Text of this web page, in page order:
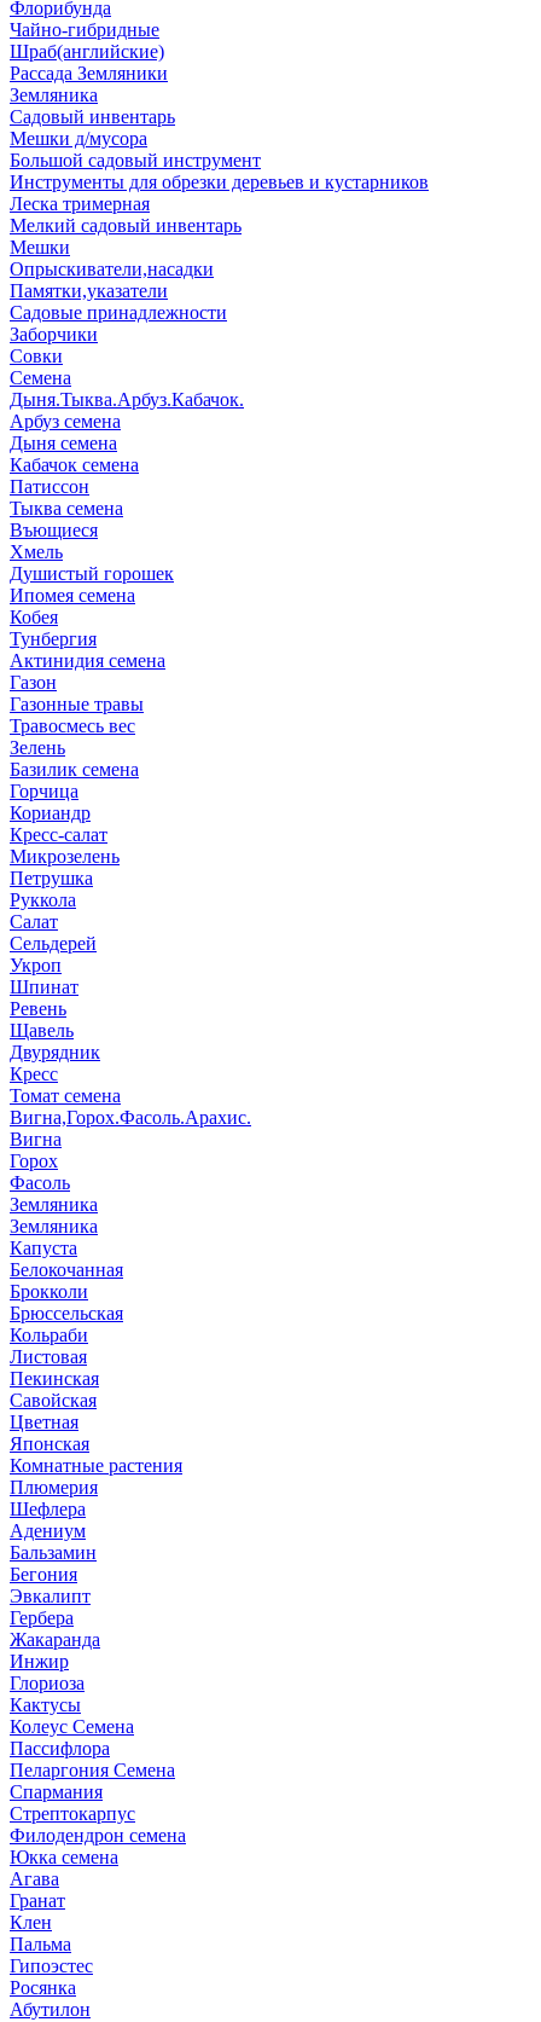
Флорибунда
Чайно-гибридные
Шраб(английские)
Рассада Земляники
Земляника
Садовый инвентарь
Мешки д/мусора
Большой садовый инструмент
Инструменты для обрезки деревьев и кустарников
Леска тримерная
Мелкий садовый инвентарь
Мешки
Опрыскиватели,насадки
Памятки,указатели
Садовые принадлежности
Заборчики
Совки
Семена
Дыня.Тыква.Арбуз.Кабачок.
Арбуз семена
Дыня семена
Кабачок семена
Патиссон
Тыква семена
Въющиеся
Хмель
Душистый горошек
Ипомея семена
Кобея
Тунбергия
Актинидия семена
Газон
Газонные травы
Травосмесь вес
Зелень
Базилик семена
Горчица
Кориандр
Кресс-салат
Микрозелень
Петрушка
Руккола
Салат
Сельдерей
Укроп
Шпинат
Ревень
Щавель
Двурядник
Кресс
Томат семена
Вигна,Горох.Фасоль.Арахис.
Вигна
Горох
Фасоль
Земляника
Земляника
Капуста
Белокочанная
Брокколи
Брюссельская
Кольраби
Листовая
Пекинская
Савойская
Цветная
Японская
Комнатные растения
Плюмерия
Шефлера
Адениум
Бальзамин
Бегония
Эвкалипт
Гербера
Жакаранда
Инжир
Глориоза
Кактусы
Колеус Семена
Пассифлора
Пеларгония Семена
Спармания
Стрептокарпус
Филодендрон семена
Юкка семена
Агава
Гранат
Клен
Пальма
Гипоэстес
Росянка
Абутилон